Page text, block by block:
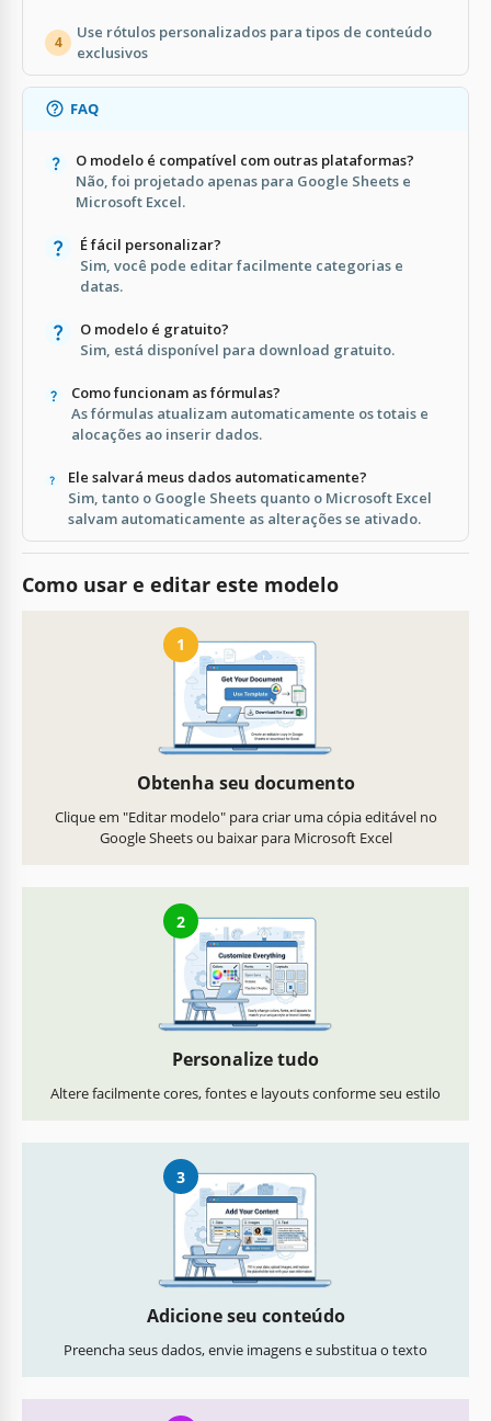
4
Use rótulos personalizados para tipos de conteúdo
exclusivos
FAQ
O modelo é compatível com outras plataformas?
Não, foi projetado apenas para Google Sheets e
Microsoft Excel.
É fácil personalizar?
Sim, você pode editar facilmente categorias e
datas.
O modelo é gratuito?
Sim, está disponível para download gratuito.
Como funcionam as fórmulas?
As fórmulas atualizam automaticamente os totais e
alocações ao inserir dados.
Ele salvará meus dados automaticamente?
Sim, tanto o Google Sheets quanto o Microsoft Excel
salvam automaticamente as alterações se ativado.
Como usar e editar este modelo
1
Obtenha seu documento
Clique em "Editar modelo" para criar uma cópia editável no
Google Sheets ou baixar para Microsoft Excel
2
Personalize tudo
Altere facilmente cores, fontes e layouts conforme seu estilo
3
Adicione seu conteúdo
Preencha seus dados, envie imagens e substitua o texto